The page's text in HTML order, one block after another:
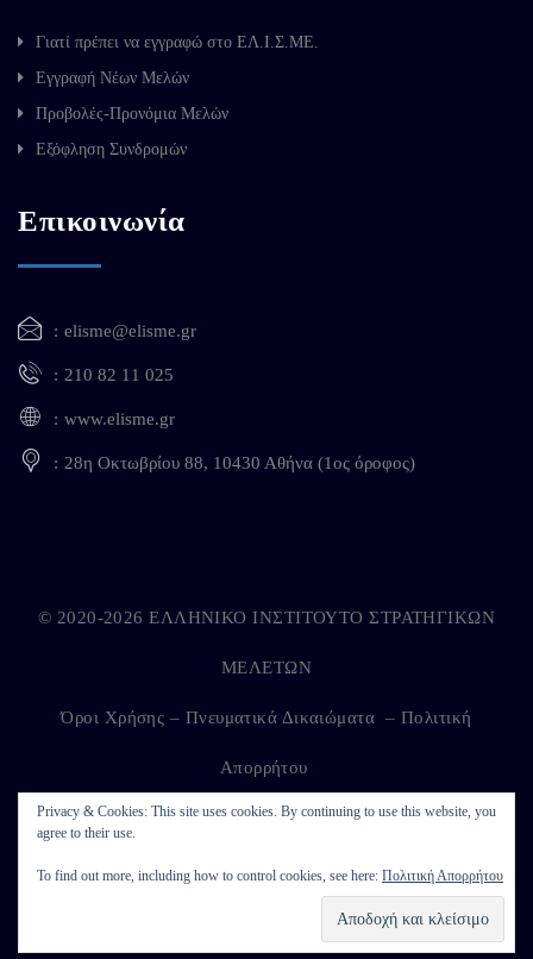
Γιατί πρέπει να εγγραφώ στο ΕΛ.Ι.Σ.ΜΕ.
Εγγραφή Νέων Μελών
Προβολές-Προνόμια Μελών
Εξόφληση Συνδρομών
Επικοινωνία
elisme@elisme.gr
210 82 11 025
www.elisme.gr
28η Οκτωβρίου 88, 10430 Αθήνα (1ος όροφος)
Privacy & Cookies: This site uses cookies. By continuing to use this website, you
agree to their use.
To find out more, including how to control cookies, see here: Πολιτική Απορρήτου
© 2020-2026 ΕΛΛΗΝΙΚΟ ΙΝΣΤΙΤΟΥΤΟ ΣΤΡΑΤΗΓΙΚΩΝ
ΜΕΛΕΤΩΝ
Όροι Χρήσης – Πνευματικά Δικαιώματα – Πολιτική
Απορρήτου
Developed by